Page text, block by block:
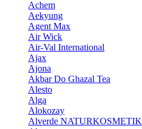
Achem
Aekyung
Agent Max
Air Wick
Air-Val International
Ajax
Ajona
Akbar Do Ghazal Tea
Alesto
Alga
Alokozay
Alverde NATURKOSMETIK